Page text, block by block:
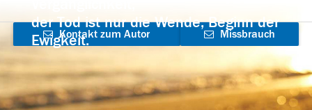
der Tod ist nur die Wende, Beginn der
Ewigkeit.
Kontakt zum Autor
aufnehmen
Missbrauch